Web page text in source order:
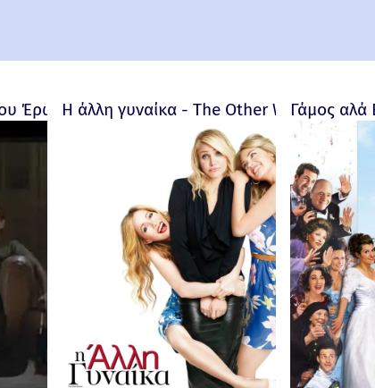
Έρωτα - Bitter Moon – 1992
Η άλλη γυναίκα - The Other Woman –
Γάμος αλά